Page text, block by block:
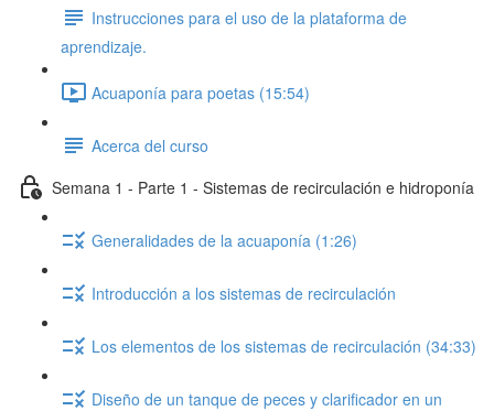
Instrucciones para el uso de la plataforma de
aprendizaje.
Acuaponía para poetas (15:54)
Acerca del curso
Semana 1 - Parte 1 - Sistemas de recirculación e hidroponía
Generalidades de la acuaponía (1:26)
Introducción a los sistemas de recirculación
Los elementos de los sistemas de recirculación (34:33)
Diseño de un tanque de peces y clarificador en un